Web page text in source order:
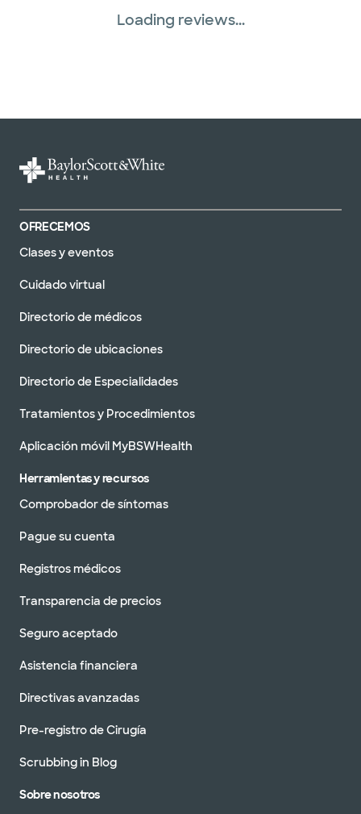
Loading reviews...
OFRECEMOS
Clases y eventos
Cuidado virtual
Directorio de médicos
Directorio de ubicaciones
Directorio de Especialidades
Tratamientos y Procedimientos
Aplicación móvil MyBSWHealth
Herramientas y recursos
Comprobador de síntomas
Pague su cuenta
Registros médicos
Transparencia de precios
Seguro aceptado
Asistencia financiera
Directivas avanzadas
Pre-registro de Cirugía
Scrubbing in Blog
Sobre nosotros